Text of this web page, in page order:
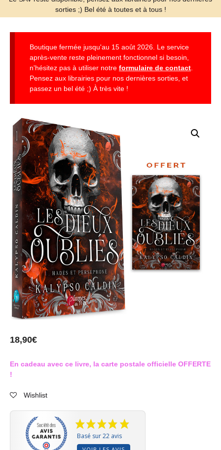
sorties ;) Bel été à toutes et à tous !
Boutique fermée jusqu'au 15 août 2026. Le service
après-vente reste pleinement fonctionnel si besoin,
n'hésitez pas à utiliser notre formulaire de contact
Pensez aux librairies pour nos dernières sorties, et
passez un bel été ;) À très vite !
18,90€
En cadeau avec ce livre, la carte postale officielle OFFERTE
!
Wishlist
Basé sur 22 avis